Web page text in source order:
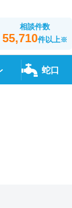
相談件数
55,710件以上※
蛇口